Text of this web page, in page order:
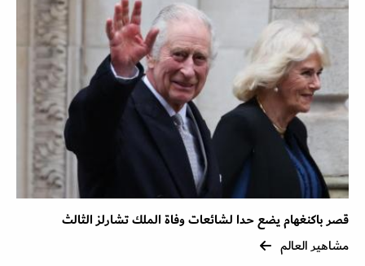
قصر باكنغهام يضع حدا لشائعات وفاة الملك تشارلز الثالث
مشاهير العالم